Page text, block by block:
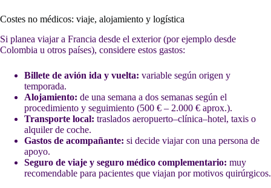
Costes no médicos: viaje, alojamiento y logística
Si planea viajar a Francia desde el exterior (por ejemplo desde
Colombia u otros países), considere estos gastos:
Billete de avión ida y vuelta: variable según origen y
temporada.
Alojamiento: de una semana a dos semanas según el
procedimiento y seguimiento (500 € – 2.000 € aprox.).
Transporte local: traslados aeropuerto–clínica–hotel, taxis o
alquiler de coche.
Gastos de acompañante: si decide viajar con una persona de
apoyo.
Seguro de viaje y seguro médico complementario: muy
recomendable para pacientes que viajan por motivos quirúrgicos.